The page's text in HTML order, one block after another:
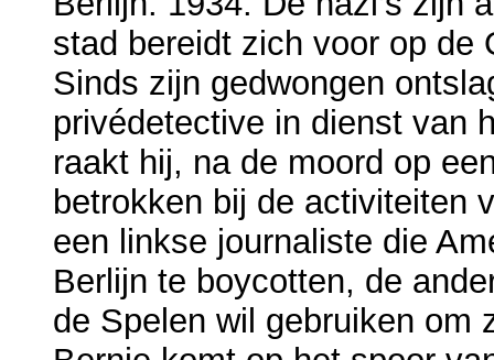
stad bereidt zich voor op de
Sinds zijn gedwongen
privédetective in dienst van
raakt hij, na de moord op
betrokken bij de activiteiten
een linkse journaliste die
Berlijn te boycotten, de
de Spelen wil gebruiken om